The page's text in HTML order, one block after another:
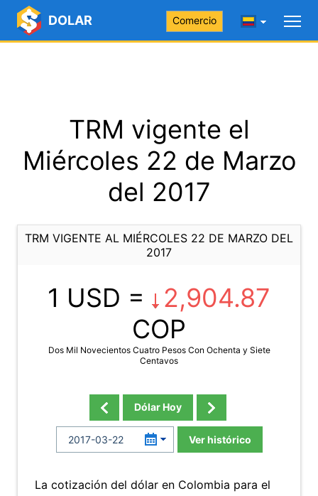
DOLAR Comercio
TRM vigente el
Miércoles 22 de Marzo
del 2017
TRM VIGENTE AL MIÉRCOLES 22 DE MARZO DEL
2017
1 USD =
2,904.87
COP
Dos Mil Novecientos Cuatro Pesos Con Ochenta y Siete
Centavos
Dólar Hoy
Ver histórico
La cotización del dólar en Colombia para el